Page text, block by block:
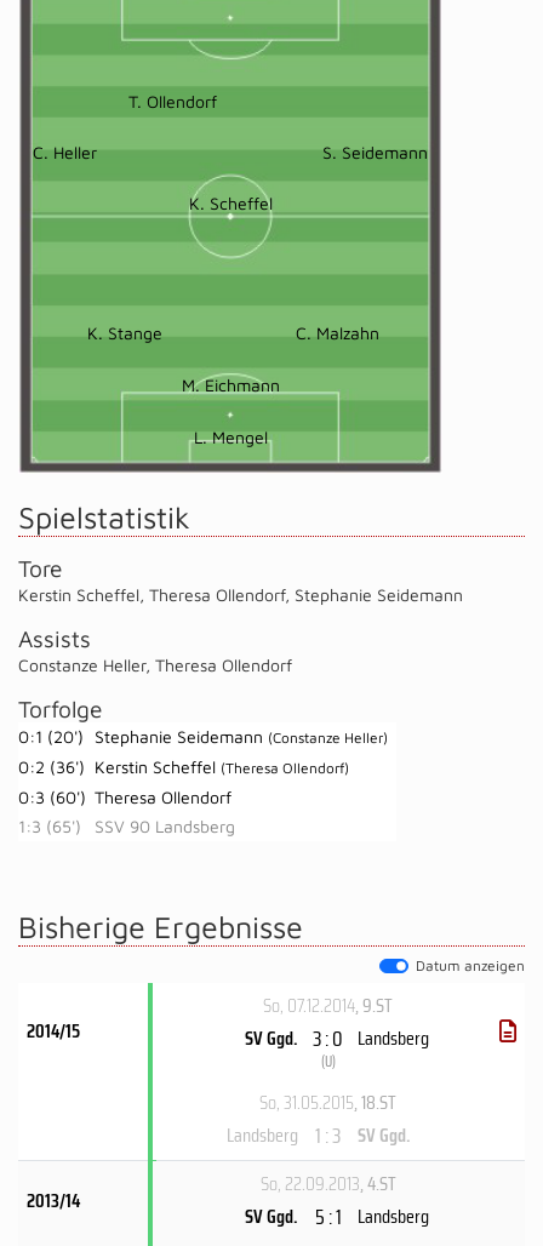
T. Ollendorf
C. Heller S. Seidemann
K. Scheffel
K. Stange C. Malzahn
M. Eichmann
L. Mengel
Spielstatistik
Tore
Kerstin Scheffel, Theresa Ollendorf, Stephanie Seidemann
Assists
Constanze Heller, Theresa Ollendorf
Torfolge
0:1 (20') Stephanie Seidemann (Constanze Heller)
0:2 (36') Kerstin Scheffel (Theresa Ollendorf)
0:3 (60') Theresa Ollendorf
1:3 (65')
SSV 90 Landsberg
Bisherige Ergebnisse
Datum anzeigen
2014/15
So, 07.12.2014, 9.ST
SV Ggd. 3 : 0
(U)
Landsberg
So, 31.05.2015, 18.ST
Landsberg 1 : 3 SV Ggd.
2013/14
So, 22.09.2013, 4.ST
SV Ggd.
5 : 1 Landsberg